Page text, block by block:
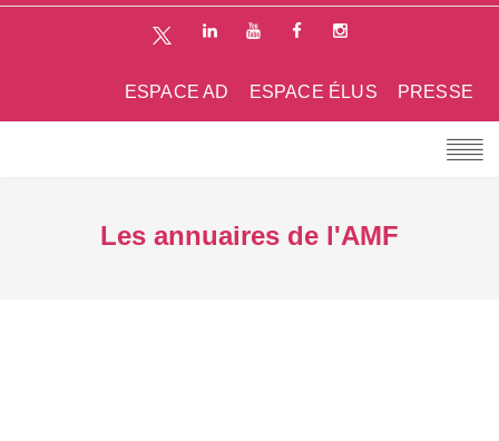
PRESSE
ESPACE ÉLUS
ESPACE AD
Les annuaires de l'AMF